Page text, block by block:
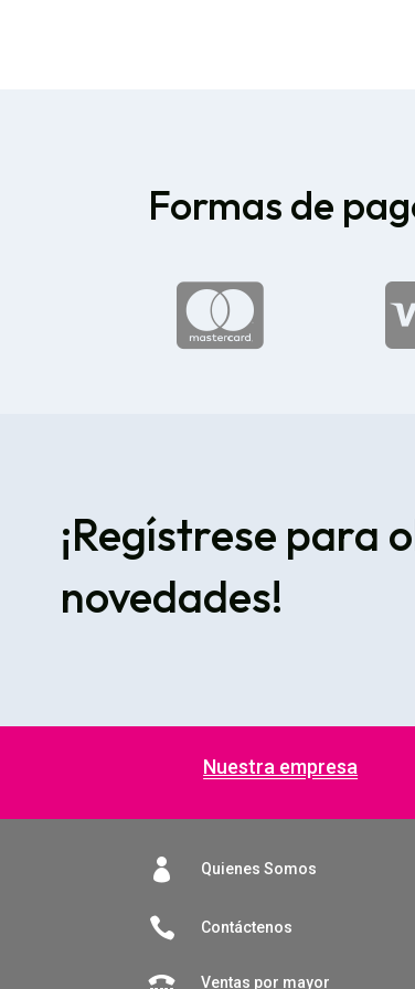
Formas de

¡Regístrese para
novedades!
Nuestra empresa
 Quienes Somos
 Contáctenos
Ventas por mayor